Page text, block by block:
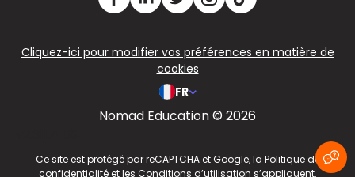
Cliquez-ici pour modifier vos préférences en matière de
cookies
FR
Nomad Education © 2026
Ce site est protégé par reCAPTCHA et Google, la Politique de
confidentialitéet les Conditions d’utilisation s’appliquent.